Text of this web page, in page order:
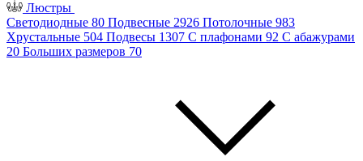
Люстры
Светодиодные 80 Подвесные 2926 Потолочные 983
Хрустальные 504 Подвесы 1307 С плафонами 92 С абажурами
20 Больших размеров 70